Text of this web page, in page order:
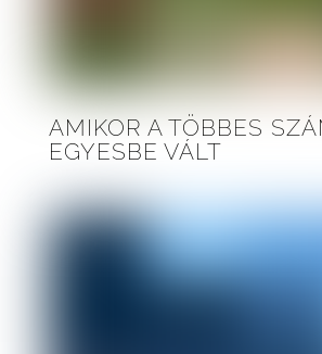
AMIKOR A TÖBBES
EGYESBE VÁLT